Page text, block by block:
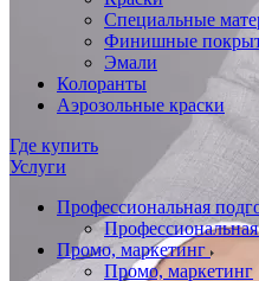
Специальные
Финишные
Эмали
Колоранты
Аэрозольные краски
Где купить
Услуги
Профессиональная
Промо, маркетинг
Промо, маркетинг